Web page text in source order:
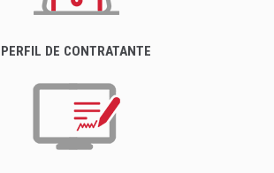
PERFIL DE CONTRATANTE